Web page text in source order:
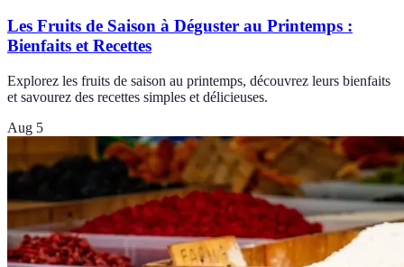
Les Fruits de Saison à Déguster au Printemps :
Bienfaits et Recettes
Explorez les fruits de saison au printemps, découvrez leurs bienfaits
et savourez des recettes simples et délicieuses.
Aug 5